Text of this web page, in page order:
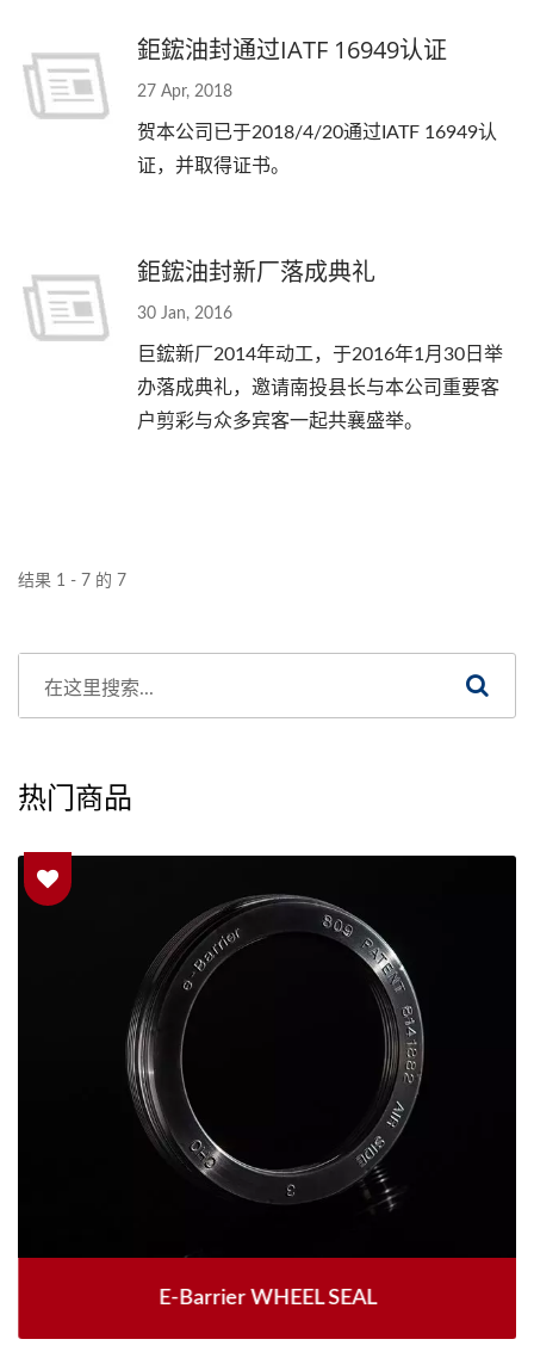
鉅鋐油封通过IATF 16949认证
27 Apr, 2018
贺本公司已于2018/4/20通过IATF 16949认
证，并取得证书。
鉅鋐油封新厂落成典礼
30 Jan, 2016
巨鋐新厂2014年动工，于2016年1月30日举
办落成典礼，邀请南投县长与本公司重要客
户剪彩与众多宾客一起共襄盛举。
结果 1 - 7 的 7
热门商品
E-Barrier WHEEL SEAL